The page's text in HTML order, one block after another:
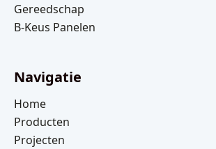
Gereedschap
B-Keus Panelen
Navigatie
Home
Producten
Projecten